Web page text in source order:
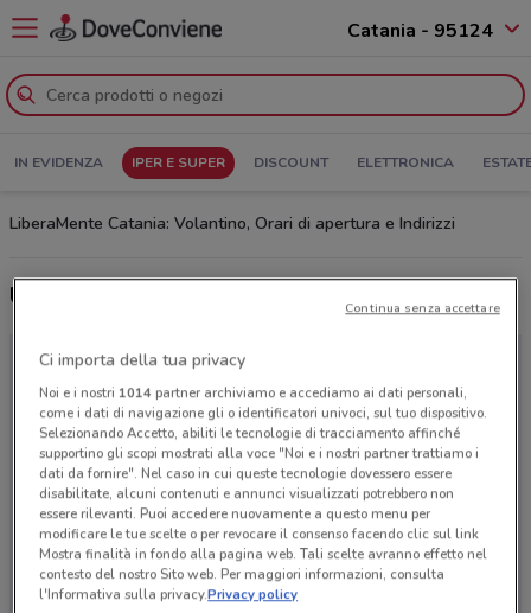
Catania - 95124
IN EVIDENZA IPER E SUPER DISCOUNT ELETTRONICA
LiberaMente Catania: Volantino, Orari di apertura e Indirizzi
Ultime offerte del volantino LiberaMente
Ci importa della tua privacy
Noi e i nostri 1014partner archiviamo e accediamo ai dati personali,
come i dati di navigazione gli o identificatori univoci, sul tuo dispositivo.
Selezionando Accetto, abiliti le tecnologie di tracciamento affinché
supportino gli scopi mostrati alla voce "Noi e i nostri partner trattiamo i
dati da fornire". Nel caso in cui queste tecnologie dovessero essere
disabilitate, alcuni contenuti e annunci visualizzati potrebbero non
essere rilevanti. Puoi accedere nuovamente a questo menu per
modificare le tue scelte o per revocare il consenso facendo clic sul link
Mostra finalità in fondo alla pagina web. Tali scelte avranno effetto nel
contesto del nostro Sito web. Per maggiori informazioni, consulta
l'Informativa sulla privacy.Privacy policy
Continua senza accettare